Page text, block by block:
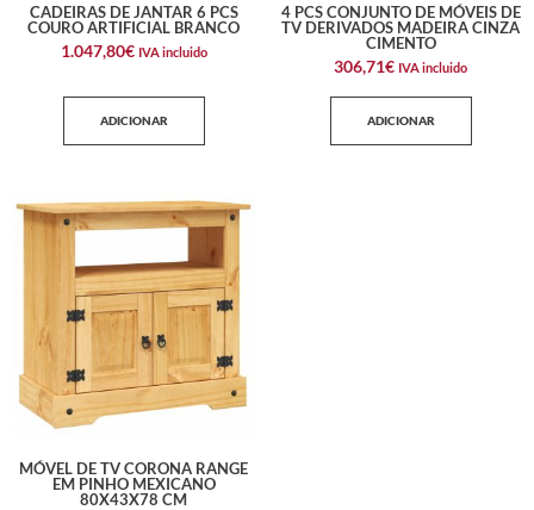
CADEIRAS DE JANTAR 6 PCS
COURO ARTIFICIAL BRANCO
1.047,80€ IVA incluido
ADICIONAR
4 PCS CONJUNTO DE MÓVEIS DE
TV DERIVADOS MADEIRA CINZA
CIMENTO
306,71€ IVA incluido
ADICIONAR
MÓVEL DE TV CORONA RANGE
EM PINHO MEXICANO
80X43X78 CM